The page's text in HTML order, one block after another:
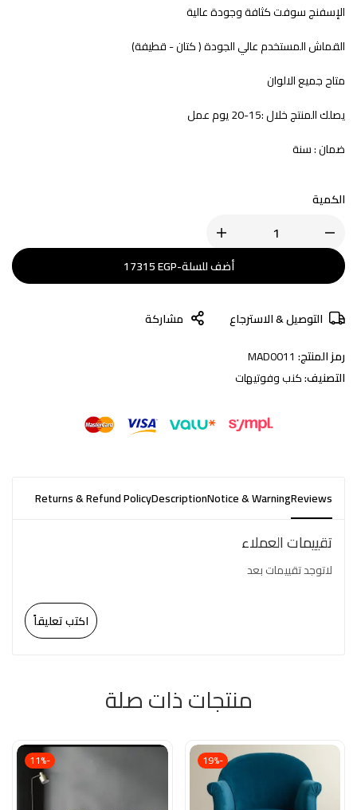
الإسفنج سوفت كثافة وجودة عالية
القماش المستخدم عالي الجودة ( كتان - قطيفة)
متاح جميع الالوان
يصلك المنتج خلال :15-20 يوم عمل
ضمان : سنة
الكمية
أضف للسلة-
17315EGP
التوصيل & الاسترجاع
مشاركة
رمز المنتج: MAD0011
التصنيف:كنب وفوتيهات
Reviews
Notice & Warning
Description
Returns & Refund Policy
تقييمات العملاء
لاتوجد تقييمات بعد
اكتب تعليقاً
منتجات ذات صلة
-19%
-11%